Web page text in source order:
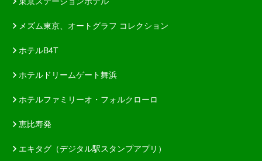
メズム東京、オートグラフ コレクション
ホテルB4T
ホテルドリームゲート舞浜
ホテルファミリーオ・フォルクローロ
恵比寿発
エキタグ（デジタル駅スタンプアプリ）